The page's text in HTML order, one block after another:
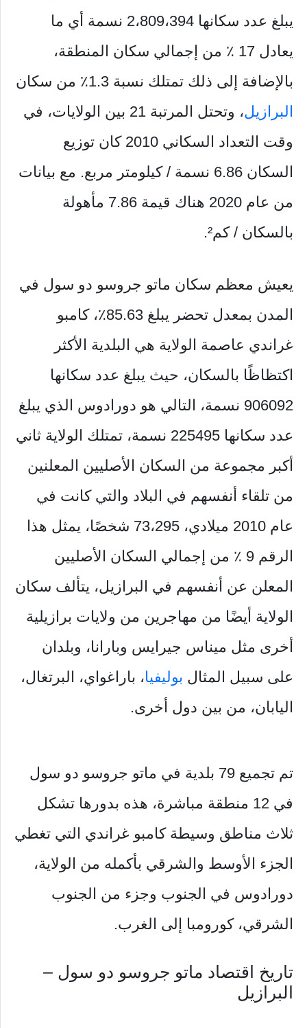
يبلغ عدد سكانها 2،809،394 نسمة أي ما
يعادل 17 ٪ من إجمالي سكان المنطقة،
بالإضافة إلى ذلك تمتلك نسبة 1.3٪ من سكان
البرازيل
، وتحتل المرتبة 21 بين الولايات، في
وقت التعداد السكاني 2010 كان توزيع
السكان 6.86 نسمة / كيلومتر مربع. مع بيانات
من عام 2020 هناك قيمة 7.86 مأهولة
بالسكان / كم².
يعيش معظم سكان ماتو جروسو دو سول في
المدن بمعدل تحضر يبلغ 85.63٪، كامبو
غراندي عاصمة الولاية هي البلدية الأكثر
اكتظاظًا بالسكان، حيث يبلغ عدد سكانها
906092 نسمة، التالي هو دورادوس الذي يبلغ
عدد سكانها 225495 نسمة، تمتلك الولاية ثاني
أكبر مجموعة من السكان الأصليين المعلنين
من تلقاء أنفسهم في البلاد والتي كانت في
عام 2010 ميلادي، 73،295 شخصًا، يمثل هذا
الرقم 9 ٪ من إجمالي السكان الأصليين
المعلن عن أنفسهم في البرازيل، يتألف سكان
الولاية أيضًا من مهاجرين من ولايات برازيلية
أخرى مثل ميناس جيرايس وبارانا، وبلدان
على سبيل المثال بوليفيا، باراغواي، البرتغال،
اليابان، من بين دول أخرى.
تم تجميع 79 بلدية في ماتو جروسو دو سول
في 12 منطقة مباشرة، هذه بدورها تشكل
ثلاث مناطق وسيطة كامبو غراندي التي تغطي
الجزء الأوسط والشرقي بأكمله من الولاية،
دورادوس في الجنوب وجزء من الجنوب
الشرقي، كورومبا إلى الغرب.
تاريخ اقتصاد ماتو جروسو دو سول –
البرازيل